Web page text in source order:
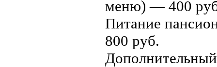
меню) — 400
Питание
800 руб.